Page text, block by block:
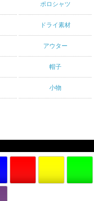
ポロシャツ
ドライ素材
アウター
帽子
小物